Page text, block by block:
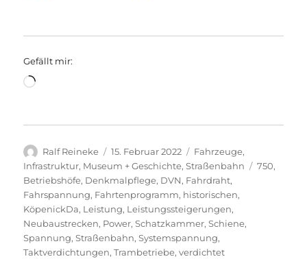
Gefällt mir:
Wird
Autor
Ralf Reineke
Veröffentlicht
am
15. Februar 2022 Kategorien
Fahrzeuge,
Infrastruktur, Museum + Geschichte,Straßenbahn 750,
Betriebshöfe, Denkmalpflege, DVN, Fahrdraht,
Fahrspannung, Fahrtenprogramm, historischen,
KöpenickDa, Leistung, Leistungssteigerungen,
Neubaustrecken, Power,Schatzkammer,Schiene,
Spannung,Straßenbahn,Systemspannung,
Taktverdichtungen,Trambetriebe,verdichtet